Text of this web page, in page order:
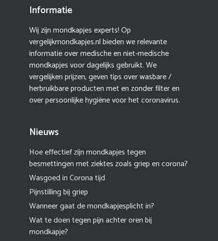
Informatie
Wij zijn mondkapjes experts! Op
vergelijkmondkapjes.nl bieden we relevante
informatie over medische en niet-medische
mondkapjes voor dagelijks gebruikt. We
vergelijken prijzen, geven tips over wasbare /
herbruikbare producten met en zonder filter en
over persoonlijke hygiëne voor het coronavirus.
Nieuws
Hoe effectief zijn mondkapjes tegen
besmettingen met ziektes zoals griep en corona?
Wasgoed in Corona tijd
Pijnstilling bij griep
Wanneer gaat de mondkapjesplicht in?
Wat te doen tegen pijn achter oren bij
mondkapje?